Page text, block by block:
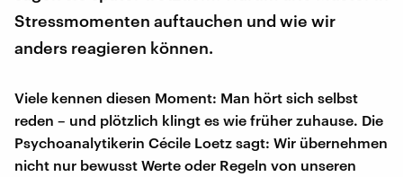
Stressmomenten auftauchen und wie wir
anders reagieren können.
Viele kennen diesen Moment: Man hört sich selbst
reden – und plötzlich klingt es wie früher zuhause. Die
Psychoanalytikerin Cécile Loetz sagt: Wir übernehmen
nicht nur bewusst Werte oder Regeln von unseren